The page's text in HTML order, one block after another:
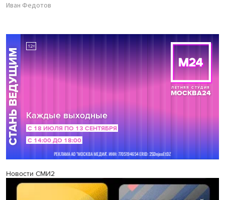
Иван Федотов
Новости СМИ2